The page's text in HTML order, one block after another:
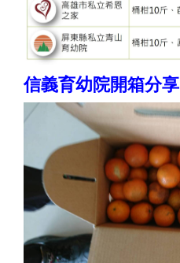
信義育幼院開箱分享